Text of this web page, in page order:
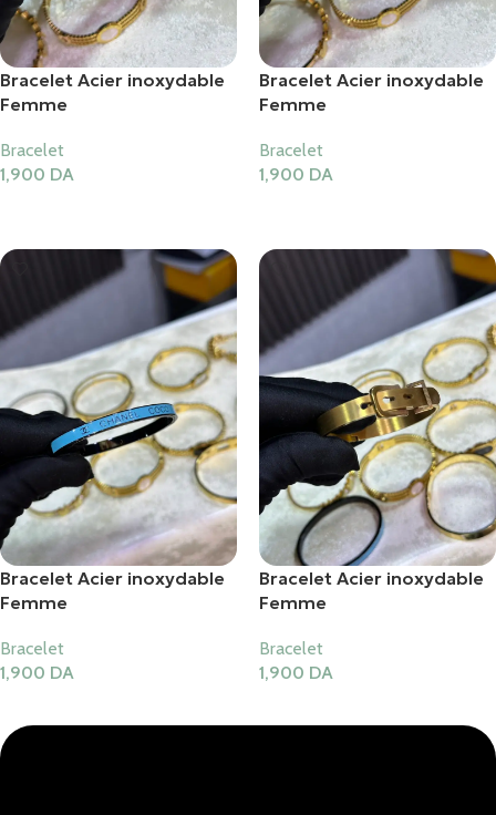
Bracelet Acier inoxydable
Femme
Bracelet
1,900 DA
Bracelet Acier inoxydable
Femme
Bracelet
1,900 DA
Bracelet Acier inoxydable
Femme
Bracelet
1,900 DA
Bracelet Acier inoxydable
Femme
Bracelet
1,900 DA